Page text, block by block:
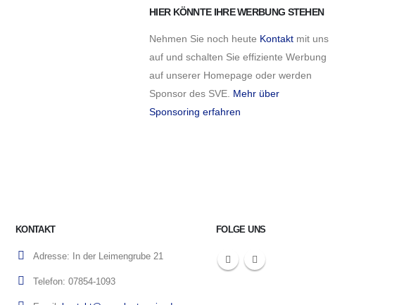
HIER KÖNNTE IHRE WERBUNG STEHEN
Nehmen Sie noch heute Kontakt mit uns
auf und schalten Sie effiziente Werbung
auf unserer Homepage oder werden
Sponsor des SVE. Mehr über
Sponsoring erfahren
KONTAKT
Adresse: In der Leimengrube 21
Telefon: 07854-1093
FOLGE UNS